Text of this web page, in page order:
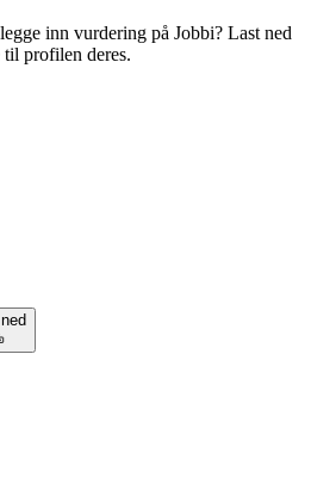
inn vurdering på Jobbi? Last ned
profilen deres.